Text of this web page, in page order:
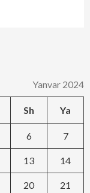
Yanvar 2024
Sh Ya
6 7
13 14
20 21